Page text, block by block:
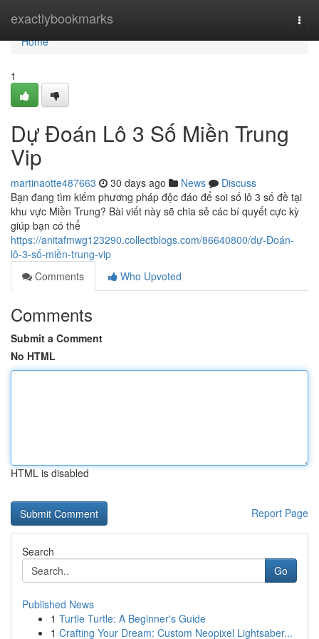
exactlybookmarks
Home
Home
1
Dự Đoán Lô 3 Số Miền Trung
Vip
martinaotte487663 30 days ago News
Discuss
Bạn đang tìm kiếm phương pháp độc đáo để soi số lô 3 số đề tại
khu vực Miền Trung? Bài viết này sẽ chia sẻ các bí quyết cực kỳ
giúp bạn có thể
https://anitafmwg123290.collectblogs.com/86640800/dự-Đoán-
lô-3-số-miền-trung-vip
Comments
Who Upvoted
Comments
Submit a Comment
No HTML
HTML is disabled
Report Page
Search
Go
Published News
1 Turtle Turtle: A Beginner's Guide
1 Crafting Your Dream: Custom Neopixel Lightsaber...